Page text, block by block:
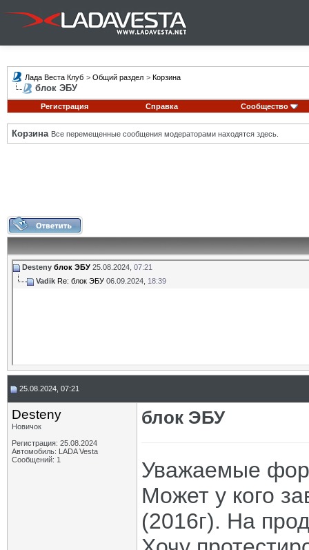
Лада Веста Клуб > Общий раздел > Корзина
блок ЭБУ
Регистрация Справка Сообщество
Корзина Все перемещенные сообщения модераторами находятся здесь.
Desteny блок ЭБУ 25.08.2024, 07:21
Vadik Re: блок ЭБУ 06.09.2024, 18:39
25.08.2024, 07:21
Desteny
Новичок
Регистрация: 25.08.2024
Автомобиль: LADA Vesta
Сообщений: 1
блок ЭБУ
Уважаемые
Может у кого
(2016г). На